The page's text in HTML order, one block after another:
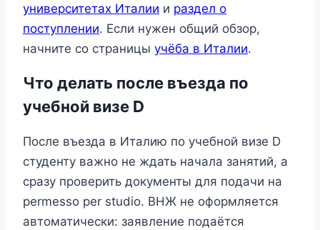
университетах Италии и раздел о
поступлении. Если нужен общий обзор,
начните со страницы учёба в Италии.
Что делать после въезда по
учебной визе D
После въезда в Италию по учебной визе D
студенту важно не ждать начала занятий, а
сразу проверить документы для подачи на
permesso per studio. ВНЖ не оформляется
автоматически: заявление подаётся